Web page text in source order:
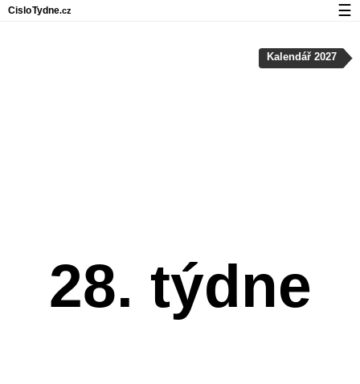
28. týdne
Kalendář 2027
CisloTydne.cz ☰